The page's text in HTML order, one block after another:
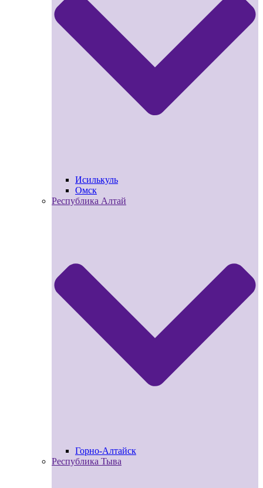
Исилькуль
Омск
Республика Алтай
Горно-Алтайск
Республика Тыва